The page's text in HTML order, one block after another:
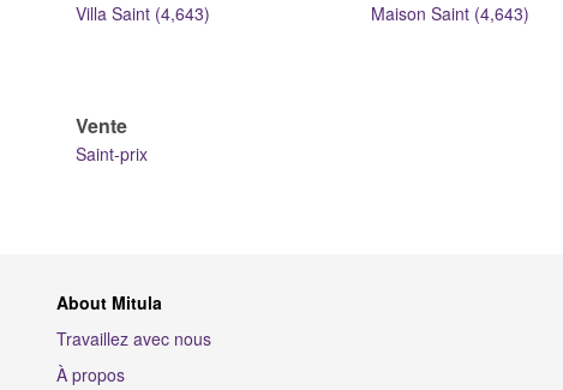
Villa Saint (4,643) Maison Saint (4,643)
Vente
Saint-prix
About Mitula
Travaillez avec nous
À propos